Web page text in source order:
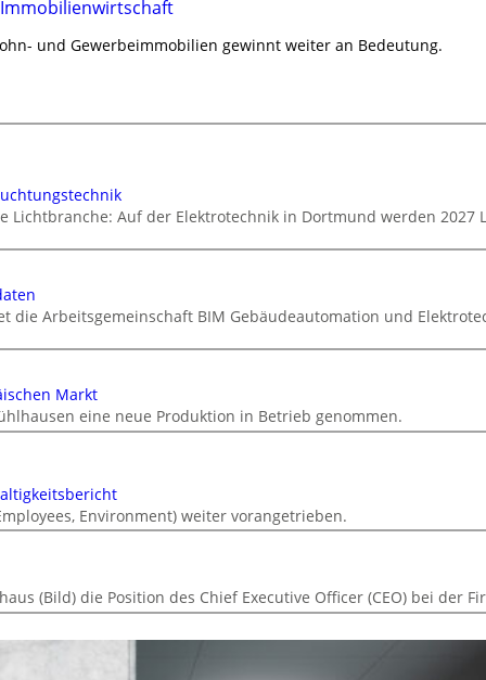
und Gewerbeimmobilien gewinnt weiter an Bedeutung.
Lichtbranche: Auf der Elektrotechnik in Dortmund werden
die Arbeitsgemeinschaft BIM Gebäudeautomation und
Markt
eine neue Produktion in Betrieb genommen.
Environment) weiter vorangetrieben.
(Bild) die Position des Chief Executive Officer (CEO) bei der